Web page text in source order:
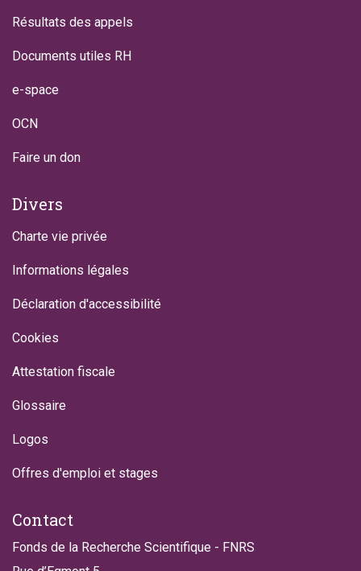
Résultats des appels
Documents utiles RH
e-space
OCN
Faire un don
Divers
Charte vie privée
Informations légales
Déclaration d'accessibilité
Cookies
Attestation fiscale
Glossaire
Logos
Offres d'emploi et stages
Contact
Fonds de la Recherche Scientifique - FNRS